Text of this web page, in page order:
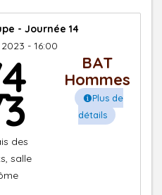
- Journée 14
- 16:00
des
salle
BAT
Hommes
Plus de
détails